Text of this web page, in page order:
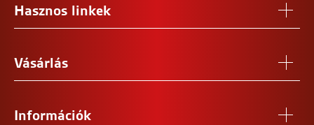
Hasznos linkek
Vásárlás
Információk